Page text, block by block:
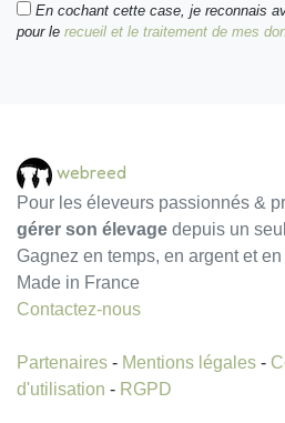
En cochant cette case, je reconnais
pour le recueil et le traitement de mes
webreed
Pour les éleveurs passionnés &
gérer son élevage depuis un
Gagnez en temps, en argent et
Made in France
Contactez-nous
Partenaires - Mentions légales -
d'utilisation - RGPD